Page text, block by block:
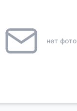
нет фото